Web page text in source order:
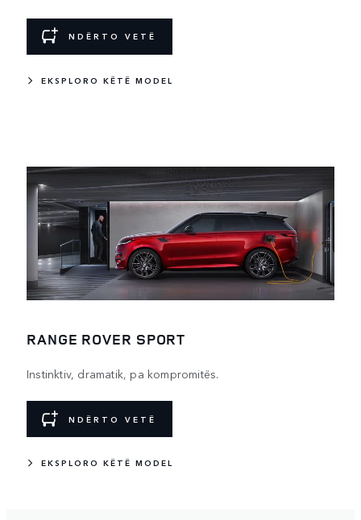
NDËRTO VETË
EKSPLORO KËTË MODEL
RANGE ROVER SPORT
Instinktiv, dramatik, pa kompromitës.
NDËRTO VETË
EKSPLORO KËTË MODEL